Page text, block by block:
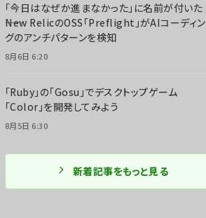
「今日はなぜか進まなかった」に名前が付いた
――New RelicのOSS「Preflight」がAIコーディン
グのアンチパターンを検知
8月6日 6:20
「Ruby」の「Gosu」でデスクトップゲーム
「Color」を開発してみよう
8月5日 6:30
新着記事をもっと見る